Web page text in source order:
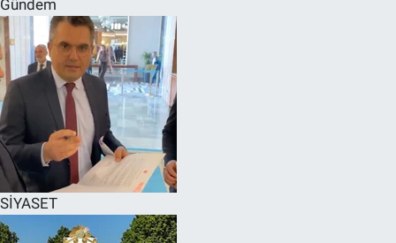
Gündem
SİYASET
SPOR
RESMİ İLANLAR